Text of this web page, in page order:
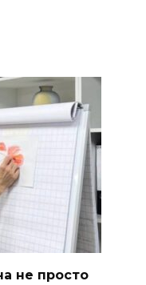
не просто